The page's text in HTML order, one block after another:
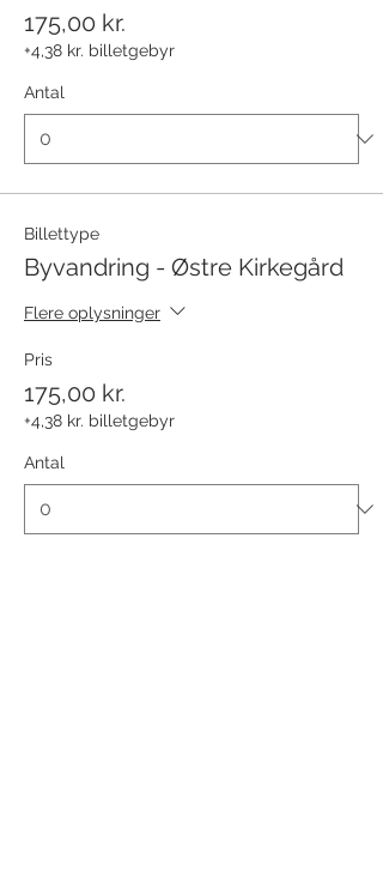
175,00 kr.
+4,38 kr. billetgebyr
Antal
Billettype
Byvandring - Østre Kirkegård
Flere oplysninger
Pris
175,00 kr.
+4,38 kr. billetgebyr
Antal